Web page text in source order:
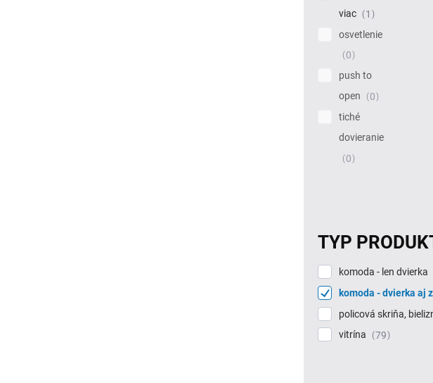
viac
1
osvetlenie
0
push to
open
0
tiché
dovieranie
0
TYP
komoda - len dvierka
komoda - dvierka aj
policová skriňa,
vitrína
79